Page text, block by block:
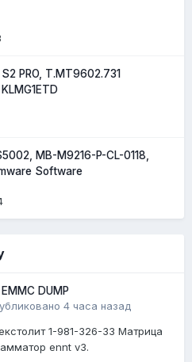
PRO, T.MT9602.731
MB-M9216-P-CL-0118,
Software
DUMP
4 часа назад
1-981-326-33 Матрица
ennt v3.